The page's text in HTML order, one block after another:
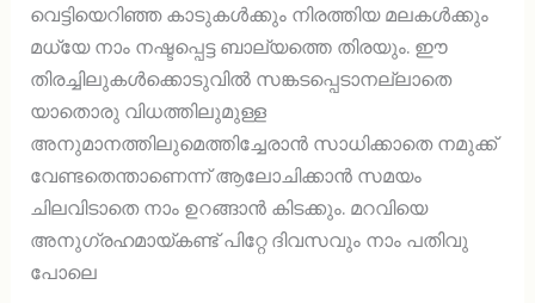
വെട്ടിയെറി‍ഞ്ഞ കാടുകള്‍ക്കും നിരത്തിയ മലകള്‍ക്കും
മധ്യേ നാം നഷ്ടപ്പെട്ട ബാല്യത്തെ തിരയും. ഈ
തിരച്ചിലുകള്‍ക്കൊടുവില്‍ സങ്കടപ്പെടാനല്ലാതെ
യാതൊരു വിധത്തിലുമുള്ള
അനുമാനത്തിലുമെത്തിച്ചേരാന്‍ സാധിക്കാതെ നമുക്ക്
വേണ്ടതെന്താണെന്ന് ആലോചിക്കാന്‍ സമയം
ചിലവിടാതെ നാം ഉറങ്ങാന്‍ കിടക്കും. മറവിയെ
അനുഗ്രഹമായ്കണ്ട് പിറ്റേ ദിവസവും നാം പതിവു
പോലെ